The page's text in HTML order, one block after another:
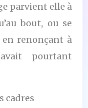
parvient elle à
bout, ou se
renonçant à
pourtant
cadres